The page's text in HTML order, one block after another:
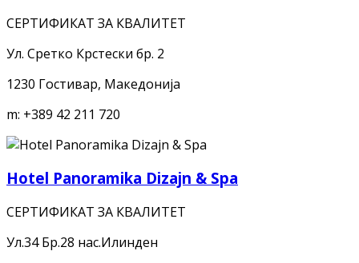
СЕРТИФИКАТ ЗА КВАЛИТЕТ
Ул. Сретко Крстески бр. 2
1230 Гостивар, Македонија
m: +389 42 211 720
Hotel Panoramika Dizajn & Spa
СЕРТИФИКАТ ЗА КВАЛИТЕТ
Ул.34 Бр.28 нас.Илинден